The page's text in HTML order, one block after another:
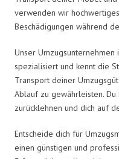
verwenden wir
Beschädigungen während
Unser
spezialisiert und kennt die
Transport deiner
Ablauf zu gewährleisten. Du
zurücklehnen und dich auf
Entscheide dich für
einen günstigen und